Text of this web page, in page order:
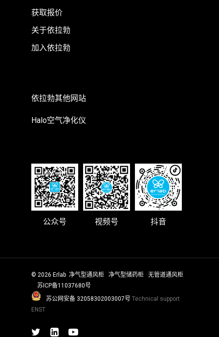
获取报价
关于依拉勃
加入依拉勃
依拉勃其他网站
Halo空气净化仪
公众号 视频号 抖音
© 2026 Erlab 净气型通风柜 净气型储药柜
无管道通风柜
苏ICP备11037680号
苏公网安备 32058302003007号 Technical support
ENST
twitter linkedinyoutube